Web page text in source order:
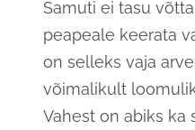
Samuti ei tasu
peapeale keerata
on selleks vaja
võimalikult
Vahest on abiks ka